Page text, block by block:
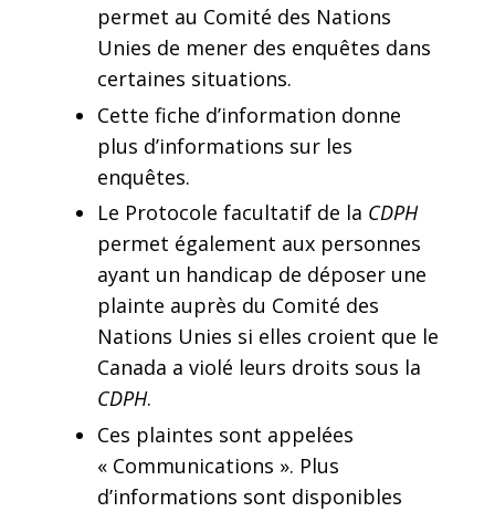
permet au Comité des Nations
Unies de mener des enquêtes dans
certaines situations.
Cette fiche d’information donne
plus d’informations sur les
enquêtes.
Le Protocole facultatif de la CDPH
permet également aux personnes
ayant un handicap de déposer une
plainte auprès du Comité des
Nations Unies si elles croient que le
Canada a violé leurs droits sous la
CDPH.
Ces plaintes sont appelées
« Communications ». Plus
d’informations sont disponibles